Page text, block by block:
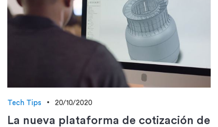
Tech Tips 20/10/2020
La nueva plataforma de cotización de